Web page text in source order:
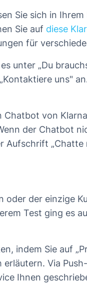
Sie sich in
Sie auf diese
für
unter „Du
uns"
Chatbot von
der Chatbot
Aufschrift „Chatte
oder der einzige
Test ging es
indem Sie auf
erläutern. Via
Ihnen